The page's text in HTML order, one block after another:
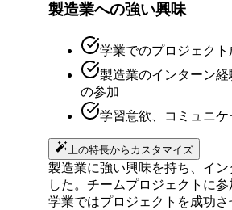
製造業への強い興味
学業でのプロジェク
製造業のインターン
の参加
学習意欲、コミュニ
上の特長からカスタマイズ
製造業に強い興味を持ち、イ
した。チームプロジェクトに
学業ではプロジェクトを成功